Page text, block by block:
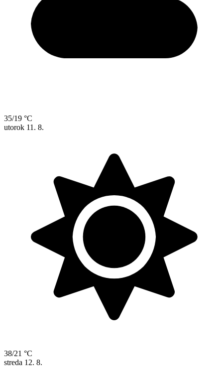
35/19 °C
utorok 11. 8.
38/21 °C
streda 12. 8.